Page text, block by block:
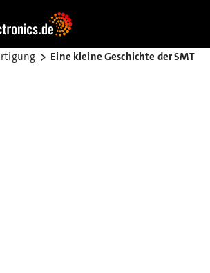
Eine kleine Geschichte der SMT